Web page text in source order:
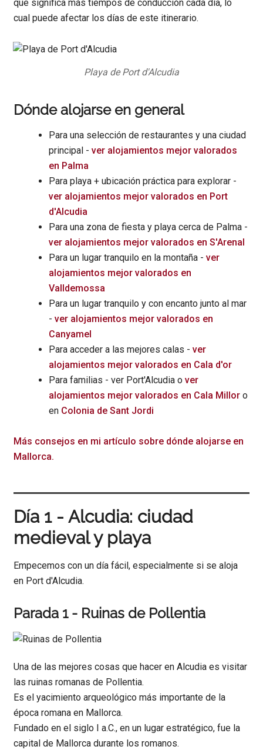
que significa más tiempos de conducción cada día, lo
cual puede afectar los días de este itinerario.
Playa de Port d'Alcudia
Dónde alojarse en general
Para una selección de restaurantes y una ciudad
principal -ver alojamientos mejor valorados
en Palma
Para playa + ubicación práctica para explorar -
ver alojamientos mejor valorados en Port
d'Alcudia
Para una zona de fiesta y playa cerca de Palma -
ver alojamientos mejor valorados en S'Arenal
Para un lugar tranquilo en la montaña -ver
alojamientos mejor valorados en
Valldemossa
Para un lugar tranquilo y con encanto junto al mar
-ver alojamientos mejor valorados en
Canyamel
Para acceder a las mejores calas -ver
alojamientos mejor valorados en Cala d'or
Para familias - ver Port'Alcudia over
alojamientos mejor valorados en Cala Millor o
en Colonia de Sant Jordi
Más consejos en mi artículo sobre dónde alojarse en
Mallorca.
Día 1 - Alcudia: ciudad
medieval y playa
Empecemos con un día fácil, especialmente si se aloja
en Port d'Alcudia.
Parada 1 - Ruinas de Pollentia
Una de las mejores cosas que hacer en Alcudia es visitar
las ruinas romanas de Pollentia.
Es el yacimiento arqueológico más importante de la
época romana en Mallorca.
Fundado en el siglo I a.C., en un lugar estratégico, fue la
capital de Mallorca durante los romanos.